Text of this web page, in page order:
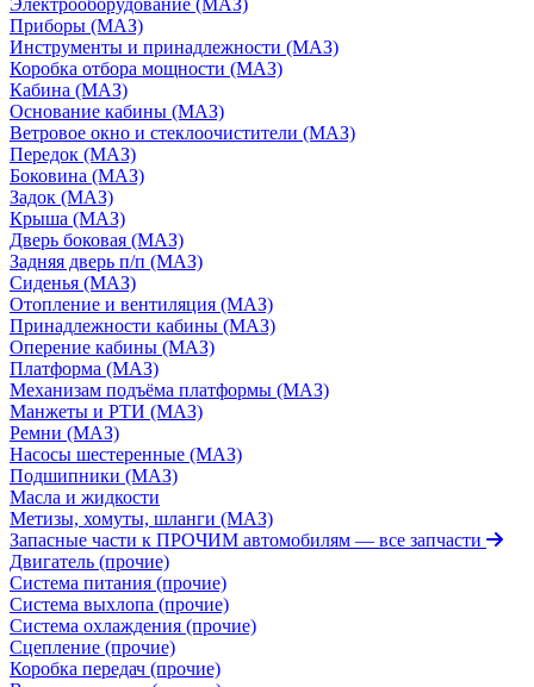
Электрооборудование (МАЗ)
Приборы (МАЗ)
Инструменты и принадлежности (МАЗ)
Коробка отбора мощности (МАЗ)
Кабина (МАЗ)
Основание кабины (МАЗ)
Ветровое окно и стеклоочистители (МАЗ)
Передок (МАЗ)
Боковина (МАЗ)
Задок (МАЗ)
Крыша (МАЗ)
Дверь боковая (МАЗ)
Задняя дверь п/п (МАЗ)
Сиденья (МАЗ)
Отопление и вентиляция (МАЗ)
Принадлежности кабины (МАЗ)
Оперение кабины (МАЗ)
Платформа (МАЗ)
Механизам подъёма платформы (МАЗ)
Манжеты и РТИ (МАЗ)
Ремни (МАЗ)
Насосы шестеренные (МАЗ)
Подшипники (МАЗ)
Масла и жидкости
Метизы, хомуты, шланги (МАЗ)
Запасные части к ПРОЧИМ автомобилям — все запчасти
Двигатель (прочие)
Система питания (прочие)
Система выхлопа (прочие)
Система охлаждения (прочие)
Сцепление (прочие)
Коробка передач (прочие)